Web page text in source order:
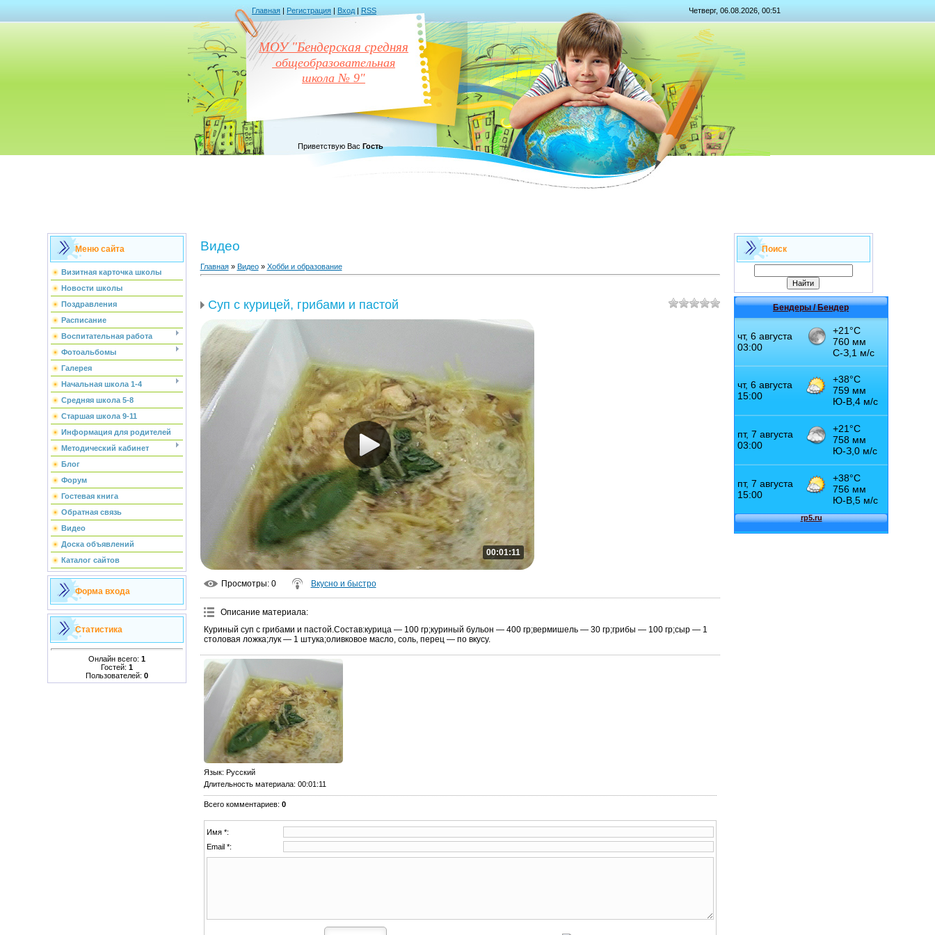
Главная | Регистрация | Вход | RSS Четверг, 06.08.2026, 00:51
МОУ "Бендерская средняя
общеобразовательная
школа № 9"
Приветствую Вас Гость
Меню сайта
Визитная карточка школы
Новости школы
Поздравления
Расписание
Воспитательная работа
Фотоальбомы
Галерея
Начальная школа 1-4
Средняя школа 5-8
Старшая школа 9-11
Информация для родителей
Методический кабинет
Блог
Форум
Гостевая книга
Обратная связь
Видео
Доска объявлений
Каталог сайтов
Форма входа
Статистика
Онлайн всего: 1
Гостей: 1
Пользователей: 0
Видео
Главная» Видео» Хобби и образование
Суп с курицей, грибами и пастой
00:01:11
Просмотры: 0 Вкусно и быстро
Описание материала:
Куриный суп с грибами и пастой.Состав:курица — 100 гр;куриный бульон — 400 гр;вермишель — 30 гр;грибы — 100 гр;сыр — 1
столовая ложка;лук — 1 штука;оливковое масло, соль, перец — по вкусу.
Язык: Русский
Длительность материала: 00:01:11
Всего комментариев: 0
Имя *:
Email *:
Поиск
Бендеры / Бендер